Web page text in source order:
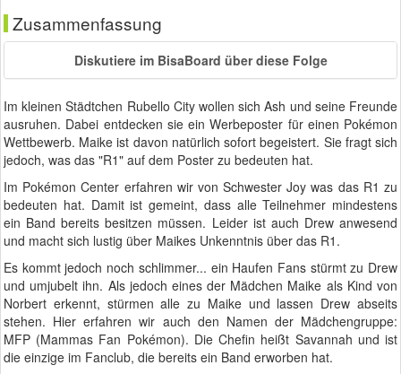
Zusammenfassung
Diskutiere im BisaBoard über diese Folge
Im kleinen Städtchen Rubello City wollen sich Ash und seine Freunde
ausruhen. Dabei entdecken sie ein Werbeposter für einen Pokémon
Wettbewerb. Maike ist davon natürlich sofort begeistert. Sie fragt sich
jedoch, was das "R1" auf dem Poster zu bedeuten hat.
Im Pokémon Center erfahren wir von Schwester Joy was das R1 zu
bedeuten hat. Damit ist gemeint, dass alle Teilnehmer mindestens
ein Band bereits besitzen müssen. Leider ist auch Drew anwesend
und macht sich lustig über Maikes Unkenntnis über das R1.
Es kommt jedoch noch schlimmer... ein Haufen Fans stürmt zu Drew
und umjubelt ihn. Als jedoch eines der Mädchen Maike als Kind von
Norbert erkennt, stürmen alle zu Maike und lassen Drew abseits
stehen. Hier erfahren wir auch den Namen der Mädchengruppe:
MFP (Mammas Fan Pokémon). Die Chefin heißt Savannah und ist
die einzige im Fanclub, die bereits ein Band erworben hat.